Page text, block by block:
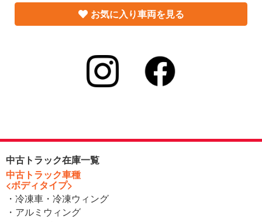
お気に入り車両を見る
中古トラック在庫一覧
中古トラック車種
<ボディタイプ>
・冷凍車・冷凍ウィング
・アルミウィング